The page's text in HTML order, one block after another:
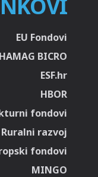
EU Fondovi
HAMAG BICRO
ESF.hr
HBOR
fondovi
Ruralni razvoj
fondovi
MINGO